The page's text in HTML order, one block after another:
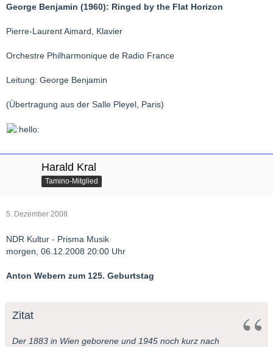
George Benjamin (1960): Ringed by the Flat Horizon
Pierre-Laurent Aimard, Klavier
Orchestre Philharmonique de Radio France
Leitung: George Benjamin
(Übertragung aus der Salle Pleyel, Paris)
Harald Kral
Tamino-Mitglied
5. Dezember 2008
NDR Kultur - Prisma Musik
morgen, 06.12.2008 20:00 Uhr
Anton Webern zum 125. Geburtstag
Zitat
Der 1883 in Wien geborene und 1945 noch kurz nach